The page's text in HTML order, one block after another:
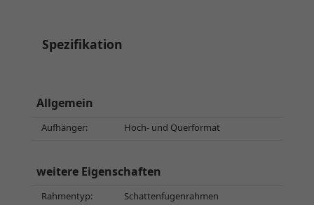
Spezifikation
Allgemein
Aufhänger: Hoch- und Querformat
weitere Eigenschaften
Rahmentyp:
Schattenfugenrahmen